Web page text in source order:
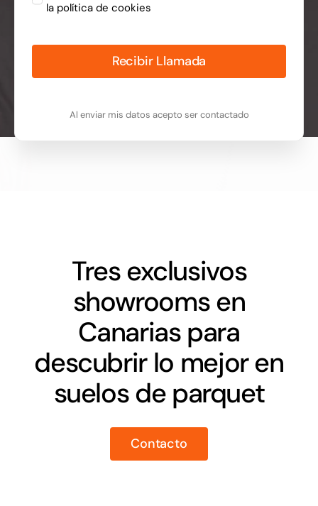
la política de cookies
Recibir Llamada
Al enviar mis datos acepto ser contactado
Tres exclusivos
showrooms en
Canarias para
descubrir lo mejor en
suelos de parquet
Contacto